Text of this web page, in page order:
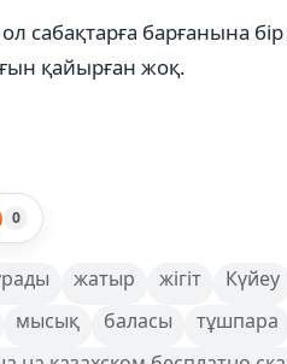
сабақтарға барғанына
қайырған жоқ.
0
жатыр жігіт Күйеу
мысық баласы
тұшпара